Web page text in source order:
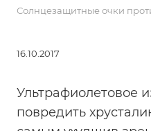
Солнцезащитные очки
16.10.2017
Ультрафиолетовое
повредить